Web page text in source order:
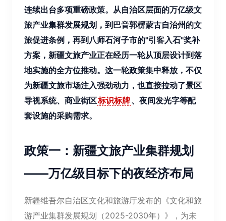
连续出台多项重磅政策。从自治区层面的万亿级文
旅产业集群发展规划，到巴音郭楞蒙古自治州的文
旅促进条例，再到八师石河子市的"引客入石"奖补
方案，新疆文旅产业正在经历一轮从顶层设计到落
地实施的全方位推动。这一轮政策集中释放，不仅
为新疆文旅市场注入强劲动力，也直接拉动了景区
导视系统、商业街区标识标牌、夜间发光字等配
套设施的采购需求。
政策一：新疆文旅产业集群规划
——万亿级目标下的夜经济布局
新疆维吾尔自治区文化和旅游厅发布的《文化和旅
游产业集群发展规划（2025-2030年）》，为未